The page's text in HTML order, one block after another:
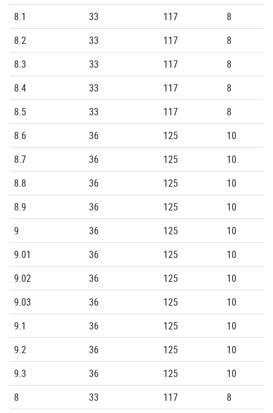
8.1
33 117
8
8.2
33 117
8
8.3
33 117
8
8.4
33 117
8
8.5
33 117
8
8.6
36 125
10
8.7
36 125
10
8.8
36 125
10
8.9
36 125
10
9
36 125
10
9.01
36 125
10
9.02
36 125
10
9.03
36 125
10
9.1
36 125
10
9.2
36 125
10
9.3
36 125
10
8
33 117
8